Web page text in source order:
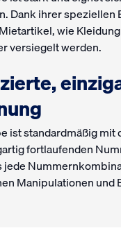
Dank ihrer
wie
versiegelt werden.
ist standardmäßig mit
fortlaufenden
Manipulationen